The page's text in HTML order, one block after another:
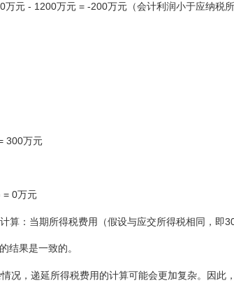
元 - 1200万元 = -200万元（会计利润小于应纳税所
300万元
= 0万元
算：当期所得税费用（假设与应交所得税相同，即
结果是一致的。
况，递延所得税费用的计算可能会更加复杂。因此